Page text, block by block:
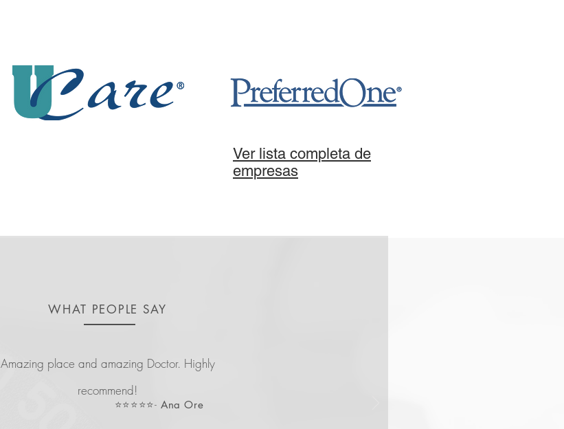
Ver lista completa de
empresas
WHAT PEOPLE SAY
Amazing place and amazing Doctor. Highly
recommend!
⭐️⭐️⭐️⭐️⭐️- Ana Ore